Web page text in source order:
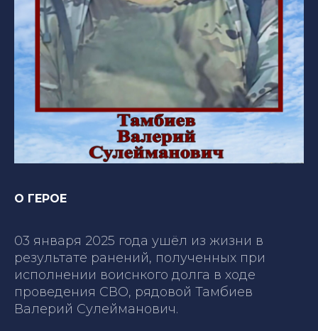
О ГЕРОЕ
03 января 2025 года ушёл из жизни в
результате ранений, полученных при
исполнении воиснкого долга в ходе
проведения СВО, рядовой Тамбиев
Валерий Сулейманович.